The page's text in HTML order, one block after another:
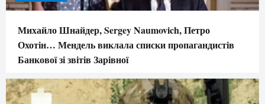
Михайло Шнайдер, Sergey Naumovich, Петро
Охотін… Мендель виклала списки пропагандистів
Банкової зі звітів Зарівної